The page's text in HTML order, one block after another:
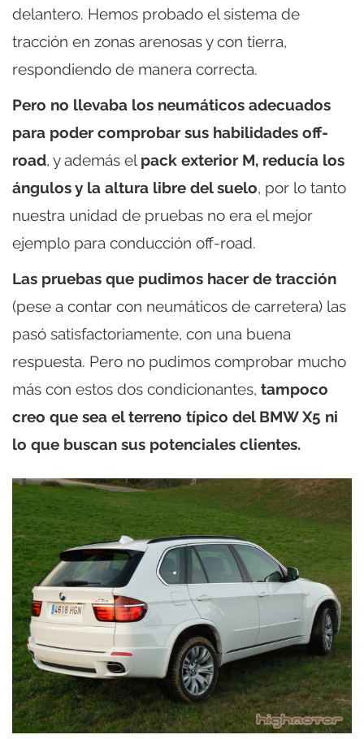
delantero. Hemos probado el sistema de
tracción en zonas arenosas y con tierra,
respondiendo de manera correcta.
Pero no llevaba los neumáticos adecuados
para poder comprobar sus habilidades off-
road, y además el pack exterior M, reducía los
ángulos y la altura libre del suelo, por lo tanto
nuestra unidad de pruebas no era el mejor
ejemplo para conducción off-road.
Las pruebas que pudimos hacer de tracción
(pese a contar con neumáticos de carretera) las
pasó satisfactoriamente, con una buena
respuesta. Pero no pudimos comprobar mucho
más con estos dos condicionantes, tampoco
creo que sea el terreno típico del BMW X5 ni
lo que buscan sus potenciales clientes.